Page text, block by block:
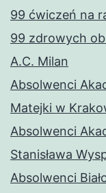
99 ćwiczeń na
99 zdrowych
A.C. Milan
Absolwenci
Matejki w
Absolwenci
Stanisława
Absolwenci